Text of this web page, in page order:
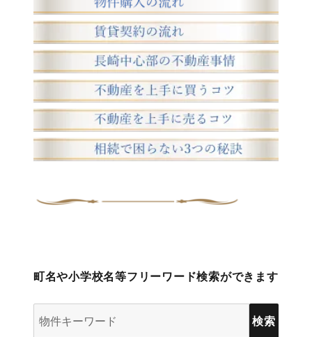
町名や小学校名等フリーワード検索ができます